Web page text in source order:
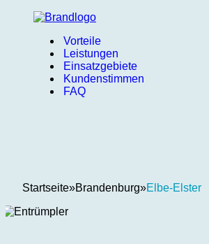
Vorteile
Leistungen
Einsatzgebiete
Kundenstimmen
FAQ
Startseite»Brandenburg»Elbe-Elster